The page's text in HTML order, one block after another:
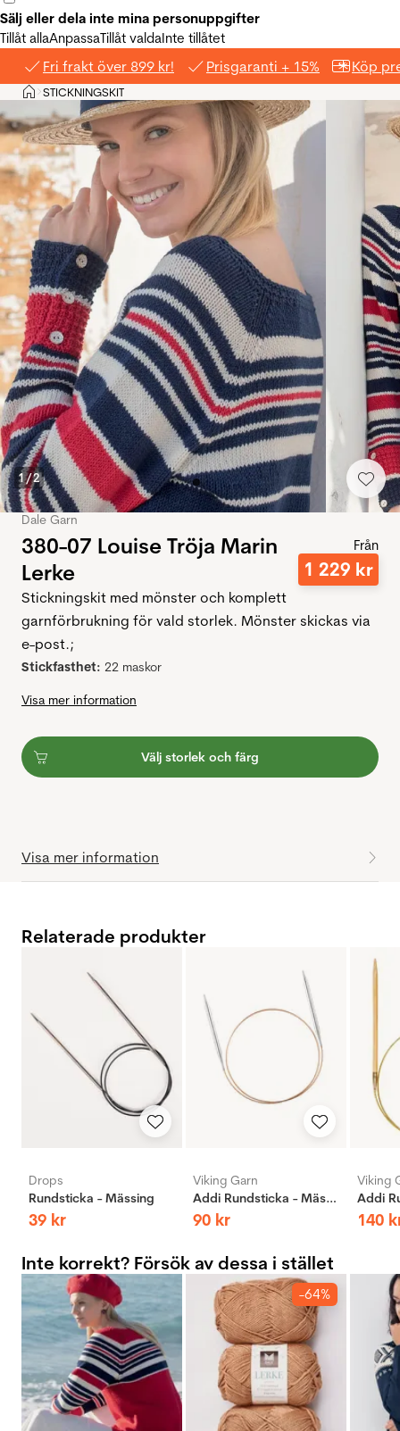
Sälj eller dela inte mina personuppgifter
Tillåt allaAnpassaTillåt valdaInte tillåtet
Fri frakt över 899 kr! Prisgaranti + 15% Köp
Hem
>STICKNINGSKIT
1/2
Dale Garn
380-07 Louise Tröja Marin
Lerke
Från
1 229 kr
Stickningskit med mönster och komplett
garnförbrukning för vald storlek. Mönster skickas via
e-post.;
Stickfasthet: 22 maskor
Visa mer information
Välj storlek och färg
Visa mer information
Relaterade produkter
Drops
Rundsticka - Mässing
39 kr
Viking Garn
Addi Rundsticka - Mässing
90 kr
Viking
140
Inte korrekt? Försök av dessa i stället
-64%